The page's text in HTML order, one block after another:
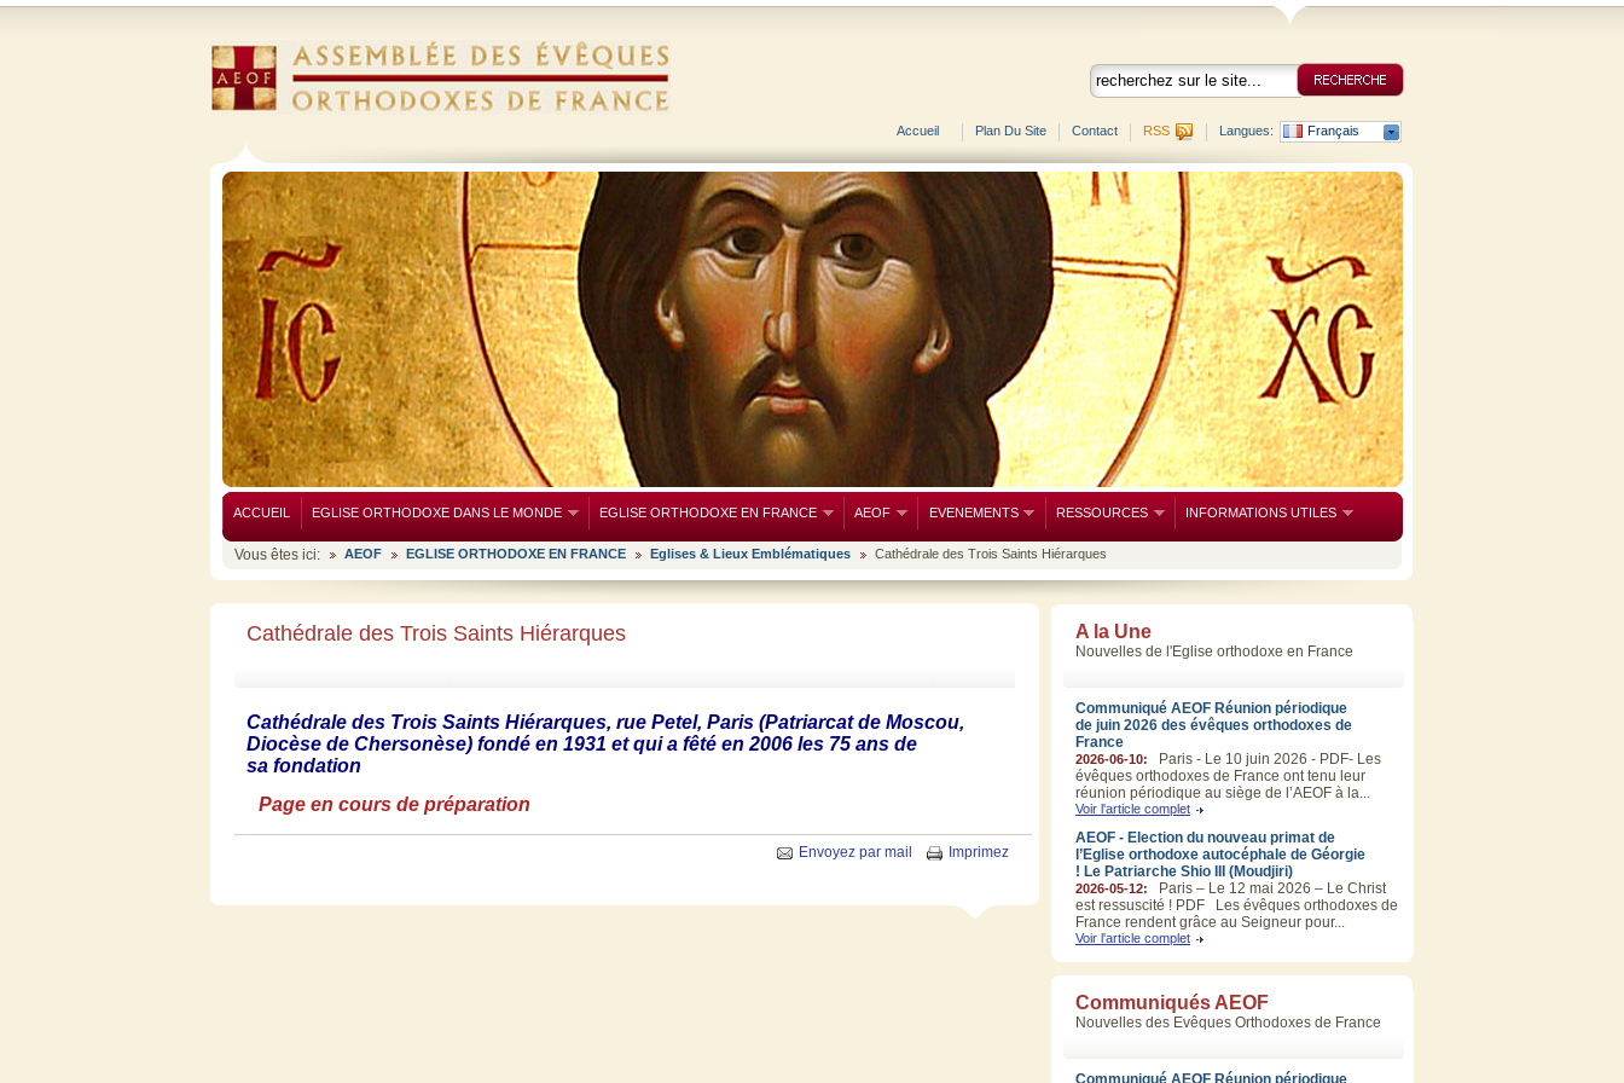
Langues: Français
RSS
Contact
Plan Du Site
Accueil
ACCUEIL EGLISE ORTHODOXE DANS LE MONDE EGLISE ORTHODOXE EN FRANCE AEOF EVENEMENTS RESSOURCES INFORMATIONS UTILES
Vous êtes ici: AEOF EGLISE ORTHODOXE EN FRANCE Eglises & Lieux Emblématiques Cathédrale des Trois Saints Hiérarques
Cathédrale des Trois Saints Hiérarques
Cathédrale des Trois Saints Hiérarques, rue Petel, Paris (Patriarcat de Moscou,
Diocèse de Chersonèse) fondé en 1931 et qui a fêté en 2006 les 75 ans de
sa fondation
Page en cours de préparation
Imprimez
Envoyez par mail
A la Une
Nouvelles de l'Eglise orthodoxe en France
Communiqué AEOF Réunion périodique
de juin 2026 des évêques orthodoxes de
France
2026-06-10:
Paris - Le 10 juin 2026 - PDF- Les
évêques orthodoxes de France ont tenu leur
réunion périodique au siège de l’AEOF à la...
Voir l'article complet
AEOF - Election du nouveau primat de
l’Eglise orthodoxe autocéphale de Géorgie
! Le Patriarche Shio III (Moudjiri)
2026-05-12:
Paris – Le 12 mai 2026 – Le Christ
est ressuscité ! PDF Les évêques orthodoxes de
France rendent grâce au Seigneur pour...
Voir l'article complet
Communiqués AEOF
Nouvelles des Evêques Orthodoxes de France
Communiqué AEOF Réunion périodique